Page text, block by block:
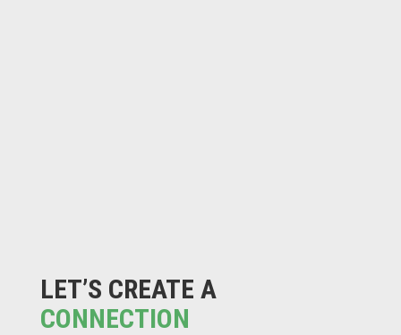
LET’S CREATE A
CONNECTION